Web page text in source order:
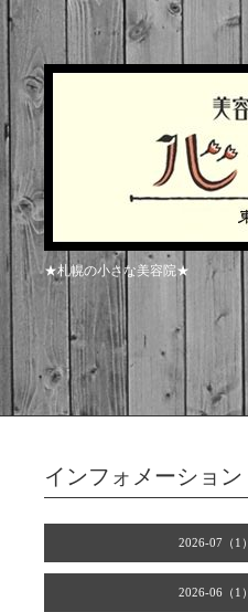
★札幌の小さな美容院★
2026-07（1）
2026-06（1）
インフォメーション